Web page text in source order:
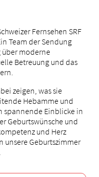
Fernsehen SRF
Team der Sendung
über moderne
Betreuung und das
zeigen, was sie
Hebamme und
spannende Einblicke in
Geburtswünsche und
und Herz
unsere Geburtszimmer